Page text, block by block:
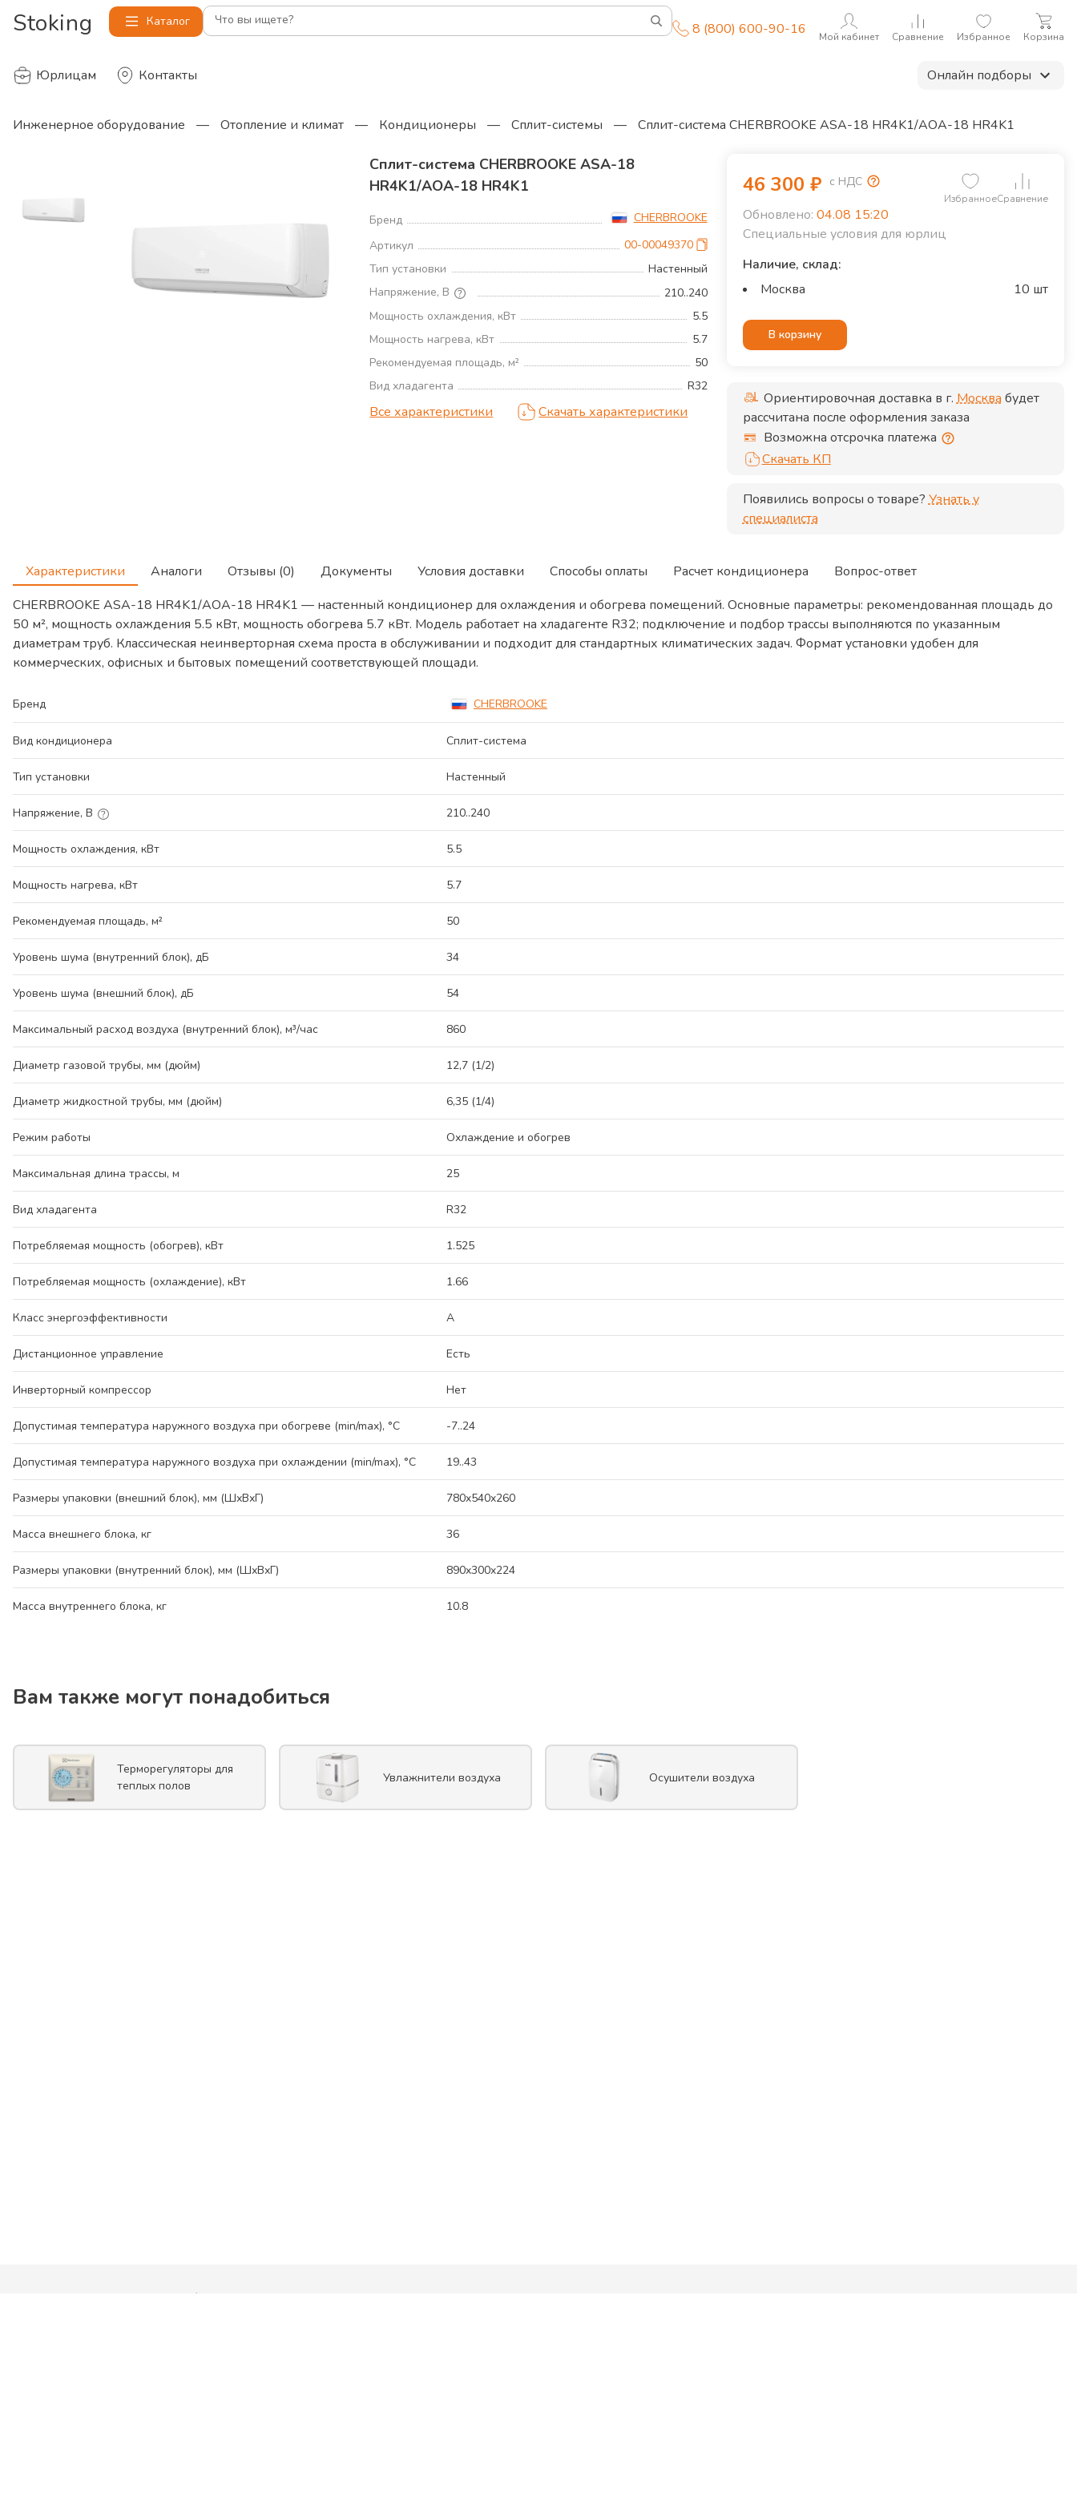
Stoking Каталог Что вы ищете? 8 (800) 600-90-16 Мой кабинет Сравнение Избранное Корзина
Юрлицам Контакты Онлайн подборы
Инженерное оборудование — Отопление и климат — Кондиционеры — Сплит-системы — Сплит-система CHERBROOKE ASA-18 HR4K1/AOA-18 HR4K1
Сплит-система CHERBROOKE ASA-18
HR4K1/AOA-18 HR4K1
Бренд
CHERBROOKE
Артикул
00-00049370
Тип установки
Настенный
Напряжение, В
210..240
Мощность охлаждения, кВт
5.5
Мощность нагрева, кВт
5.7
Рекомендуемая площадь, м²
50
Вид хладагента
R32
Все характеристики Скачать характеристики
46 300 ₽ с НДС
ИзбранноеСравнение
Обновлено: 04.08 15:20
Специальные условия для юрлиц
Наличие, склад:
Москва
10 шт
В корзину
Ориентировочная доставка в г.Москва будет
рассчитана после оформления заказа
Возможна отсрочка платежа
Скачать КП
Появились вопросы о товаре? Узнать у
специалиста
Характеристики Аналоги Отзывы (0) Документы Условия доставки Способы оплаты Расчет кондиционера
Вопрос-ответ
CHERBROOKE ASA-18 HR4K1/AOA-18 HR4K1 — настенный кондиционер для охлаждения и обогрева помещений. Основные параметры: рекомендованная площадь до
50 м², мощность охлаждения 5.5 кВт, мощность обогрева 5.7 кВт. Модель работает на хладагенте R32; подключение и подбор трассы выполняются по указанным
диаметрам труб. Классическая неинверторная схема проста в обслуживании и подходит для стандартных климатических задач. Формат установки удобен для
коммерческих, офисных и бытовых помещений соответствующей площади.
Бренд CHERBROOKE
Вид кондиционера Сплит-система
Тип установки Настенный
Напряжение, В 210..240
Мощность охлаждения, кВт 5.5
Мощность нагрева, кВт 5.7
Рекомендуемая площадь, м² 50
Уровень шума (внутренний блок), дБ 34
Уровень шума (внешний блок), дБ 54
Максимальный расход воздуха (внутренний блок), м³/час 860
Диаметр газовой трубы, мм (дюйм) 12,7 (1/2)
Диаметр жидкостной трубы, мм (дюйм) 6,35 (1/4)
Режим работы Охлаждение и обогрев
Максимальная длина трассы, м 25
Вид хладагента R32
Потребляемая мощность (обогрев), кВт 1.525
Потребляемая мощность (охлаждение), кВт 1.66
Класс энергоэффективности A
Дистанционное управление Есть
Инверторный компрессор Нет
Допустимая температура наружного воздуха при обогреве (min/max), °C -7..24
Допустимая температура наружного воздуха при охлаждении (min/max), °C 19..43
Размеры упаковки (внешний блок), мм (ШхВхГ) 780x540x260
Масса внешнего блока, кг 36
Размеры упаковки (внутренний блок), мм (ШхВхГ) 890x300x224
Масса внутреннего блока, кг 10.8
Вам также могут понадобиться
Терморегуляторы для
теплых полов
Увлажнители воздуха Осушители воздуха
Компания